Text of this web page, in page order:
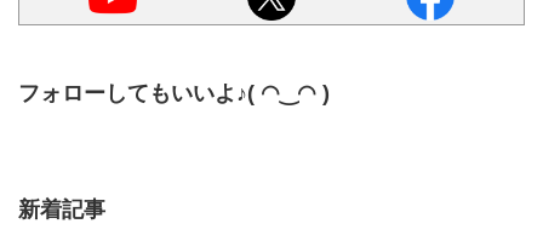
フォローしてもいいよ♪( ◠‿◠ )
新着記事